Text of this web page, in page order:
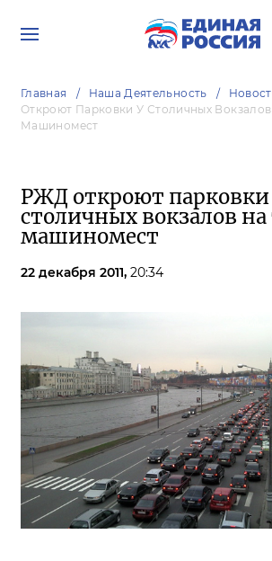
Главная Наша Деятельность
Откроют Парковки У Столичных
Машиномест
РЖД откроют парковки
столичных вокзалов
машиномест
22 декабря 2011, 20:34